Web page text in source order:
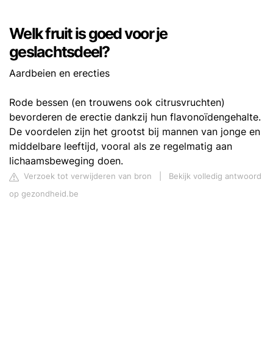
Welk fruit is goed voor je
geslachtsdeel?
Aardbeien en erecties
Rode bessen (en trouwens ook citrusvruchten)
bevorderen de erectie dankzij hun flavonoïdengehalte.
De voordelen zijn het grootst bij mannen van jonge en
middelbare leeftijd, vooral als ze regelmatig aan
lichaamsbeweging doen.
Verzoek tot verwijderen van bron
Bekijk volledig antwoord
op gezondheid.be